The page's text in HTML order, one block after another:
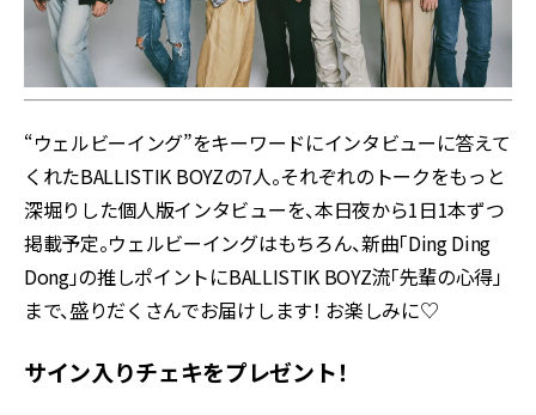
“ウェルビーイング”をキーワードにインタビューに答えて
くれたBALLISTIK BOYZの7人。それぞれのトークをもっと
深堀りした個人版インタビューを、本日夜から1日1本ずつ
掲載予定。ウェルビーイングはもちろん、新曲「Ding Ding
Dong」の推しポイントにBALLISTIK BOYZ流「先輩の心得」
まで、盛りだくさんでお届けします！ お楽しみに♡
サイン入りチェキをプレゼント！